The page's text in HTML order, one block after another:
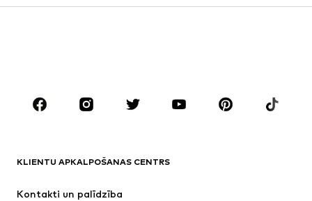
Svārki
Blūzes un tunikas
Aksesuāri
Premium
Jaunumi
Šobrīd populāri
KLIENTU APKALPOŠANAS CENTRS
Kontakti un palīdzība